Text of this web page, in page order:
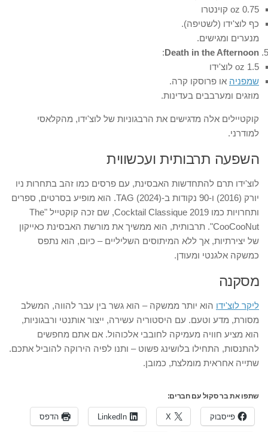
0.75 oz קוינטרו
כף לוצ'ידו (לשטיפה).
מנערים ומגישים.
Death in the Afternoon
:
1.5 oz לוצ'ידו
שמפניה או פרוסקו קרה.
מוזגים ומערבבים בעדינות.
קוקטיילים אלה מדגישים את הרבגוניות של לוצ'ידו, מהקלאסי
למודרני.
השפעה תרבותית ועכשווית
לוצ'ידו תרם להתחדשות האבסינת, עם פרסים כמו זהב בתחרות ניו
יורק (2016) ו-90 נקודות ב-TAG (2024). הוא מופיע בסרטים, ספרים
ותחרויות כמו Cocktail Classique 2019, שם זכה קוקטייל "The
CooCooNut". תרבותית, הוא ממשיך את מורשת האבסינת כאייקון
של יצירתיות, אך ללא המיתוסים השליליים – כיום, הוא נתפס
כמשקה אלגנטי ומעודן.
מסקנה
ליקר לוצ'ידו הוא יותר ממשקה – הוא גשר בין עבר להווה, המשלב
מסורת, מדע וטעם. עם היסטוריה עשירה, ייצור אותנטי ורבגוניות,
הוא מציע חוויה מעמיקה לחובבי אלכוהול. אם אתם מחפשים
להתנסות, התחילו בלושינג פשוט – ותנו לפיה הירוקה להוביל אתכם.
שתייה אחראית מומלצת, כמובן.
שתפו את בר סקול עם חברים:
פייסבוק X
LinkedIn הדפס